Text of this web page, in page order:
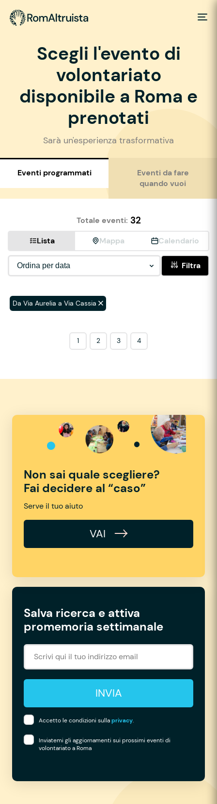
Scegli l'evento di
volontariato
disponibile a Roma e
prenotati
Sarà un'esperienza trasformativa
Eventi programmati
Eventi da fare
quando vuoi
Totale eventi: 32
Lista Mappa Calendario
Filtra
Da Via Aurelia a Via Cassia
1 2 3 4
Non sai quale scegliere?
Fai decidere al “caso”
Serve il tuo aiuto
VAI
Salva ricerca e attiva
promemoria settimanale
INVIA
Accetto le condizioni sullaprivacy.
Inviatemi gli aggiornamenti sui prossimi eventi di
volontariato a Roma